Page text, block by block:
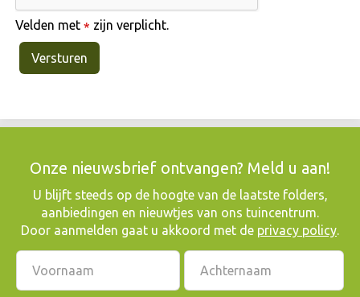
Velden met * zijn verplicht.
Onze nieuwsbrief ontvangen? Meld u aan!
​U blijft steeds op de hoogte van de laatste folders,
aanbiedingen en nieuwtjes van ons tuincentrum.
Door aanmelden gaat u akkoord met de privacy policy.